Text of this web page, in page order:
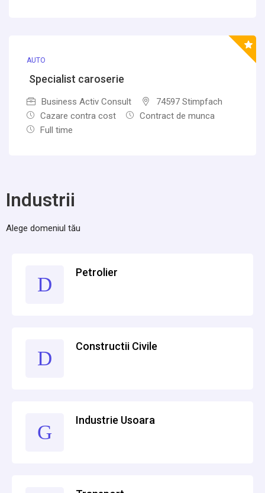
AUTO
Specialist caroserie
Business Activ Consult
74597 Stimpfach
Cazare contra cost
Contract de munca
Full time
Industrii
Alege domeniul tău
Petrolier
Constructii Civile
Industrie Usoara